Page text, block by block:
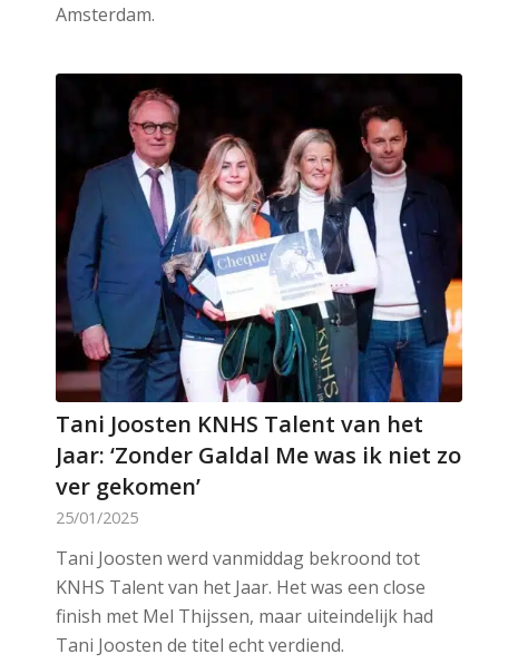
Amsterdam.
Tani Joosten KNHS Talent van het
Jaar: ‘Zonder Galdal Me was ik niet zo
ver gekomen’
25/01/2025
Tani Joosten werd vanmiddag bekroond tot
KNHS Talent van het Jaar. Het was een close
finish met Mel Thijssen, maar uiteindelijk had
Tani Joosten de titel echt verdiend.